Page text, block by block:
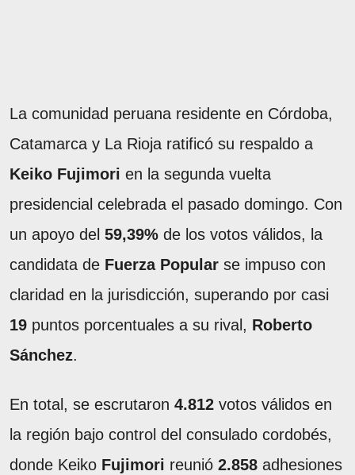
La comunidad peruana residente en Córdoba,
Catamarca y La Rioja ratificó su respaldo a
Keiko Fujimori en la segunda vuelta
presidencial celebrada el pasado domingo. Con
un apoyo del 59,39% de los votos válidos, la
candidata de Fuerza Popular se impuso con
claridad en la jurisdicción, superando por casi
19 puntos porcentuales a su rival, Roberto
Sánchez.
En total, se escrutaron 4.812 votos válidos en
la región bajo control del consulado cordobés,
donde Keiko Fujimori reunió 2.858 adhesiones